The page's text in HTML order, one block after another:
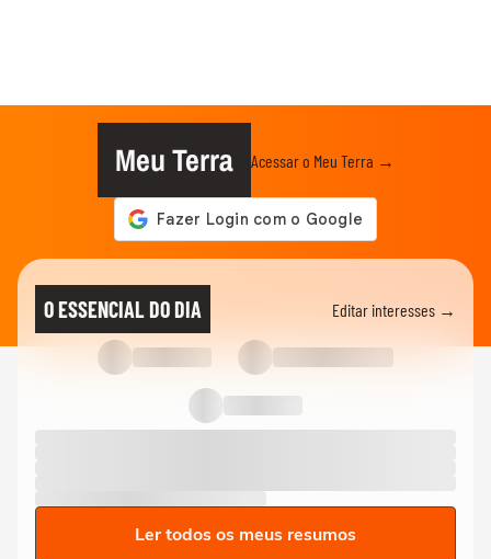
Meu Terra Acessar o Meu Terra →
O ESSENCIAL DO DIA Editar interesses →
Ler todos os meus resumos